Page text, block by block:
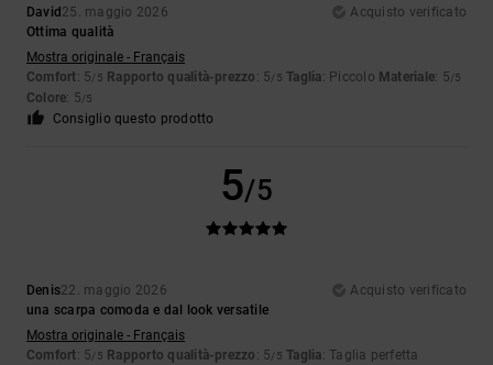
David 25. maggio 2026
Acquisto verificato
Ottima qualità
Mostra originale - Français
Comfort: 5/5 Rapporto qualità-prezzo : 5/5 Taglia: Piccolo Materiale: 5/5
Colore: 5/5
Consiglio questo prodotto
5/5
Denis22. maggio 2026
Acquisto verificato
una scarpa comoda e dal look versatile
Mostra originale - Français
Comfort: 5/5 Rapporto qualità-prezzo : 5/5 Taglia: Taglia perfetta